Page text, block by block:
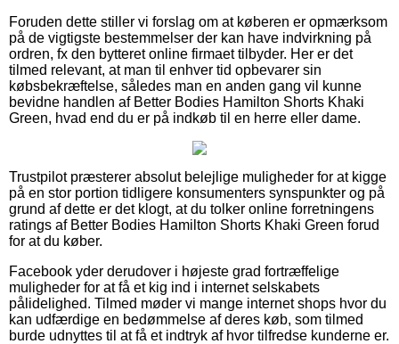
Foruden dette stiller vi forslag om at køberen er opmærksom
på de vigtigste bestemmelser der kan have indvirkning på
ordren, fx den bytteret online firmaet tilbyder. Her er det
tilmed relevant, at man til enhver tid opbevarer sin
købsbekræftelse, således man en anden gang vil kunne
bevidne handlen af Better Bodies Hamilton Shorts Khaki
Green, hvad end du er på indkøb til en herre eller dame.
Trustpilot præsterer absolut belejlige muligheder for at kigge
på en stor portion tidligere konsumenters synspunkter og på
grund af dette er det klogt, at du tolker online forretningens
ratings af Better Bodies Hamilton Shorts Khaki Green forud
for at du køber.
Facebook yder derudover i højeste grad fortræffelige
muligheder for at få et kig ind i internet selskabets
pålidelighed. Tilmed møder vi mange internet shops hvor du
kan udfærdige en bedømmelse af deres køb, som tilmed
burde udnyttes til at få et indtryk af hvor tilfredse kunderne er.